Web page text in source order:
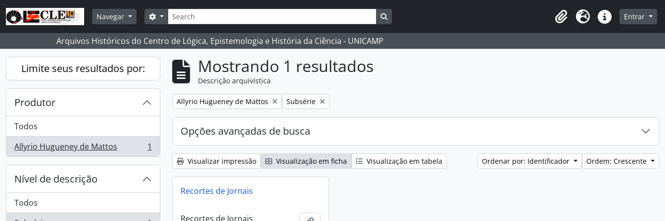
Skip to main content
Navegar
Buscar
Opções de busca
Clipboard
Idioma Atalhos Entrar
Arquivos Históricos do Centro de Lógica, Epistemologia e História da Ciência - UNICAMP
Limite seus resultados por:
Produtor
Todos
Allyrio Hugueney de Mattos
, 1 resultados 1
Nível de descrição
Todos
Mostrando 1 resultados
Descrição arquivística
Remover filtro:
Allyrio Hugueney de Mattos Remover filtro:
Subsérie
Opções avançadas de busca
Visualizar impressão Visualização em ficha Visualização em tabela Ordenar por: Identificador Ordem: Crescente
Recortes de Jornais
Recortes de Jornais